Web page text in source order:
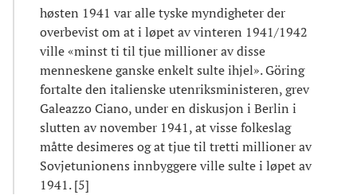
høsten 1941 var alle tyske myndigheter der
overbevist om at i løpet av vinteren 1941/1942
ville «minst ti til tjue millioner av disse
menneskene ganske enkelt sulte ihjel». Göring
fortalte den italienske utenriksministeren, grev
Galeazzo Ciano, under en diskusjon i Berlin i
slutten av november 1941, at visse folkeslag
måtte desimeres og at tjue til tretti millioner av
Sovjetunionens innbyggere ville sulte i løpet av
1941. [5]